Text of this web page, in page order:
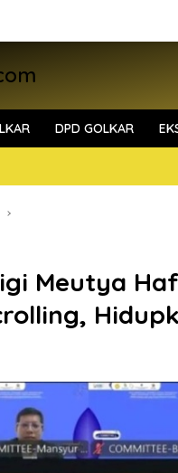
DPD GOLKAR
Meutya